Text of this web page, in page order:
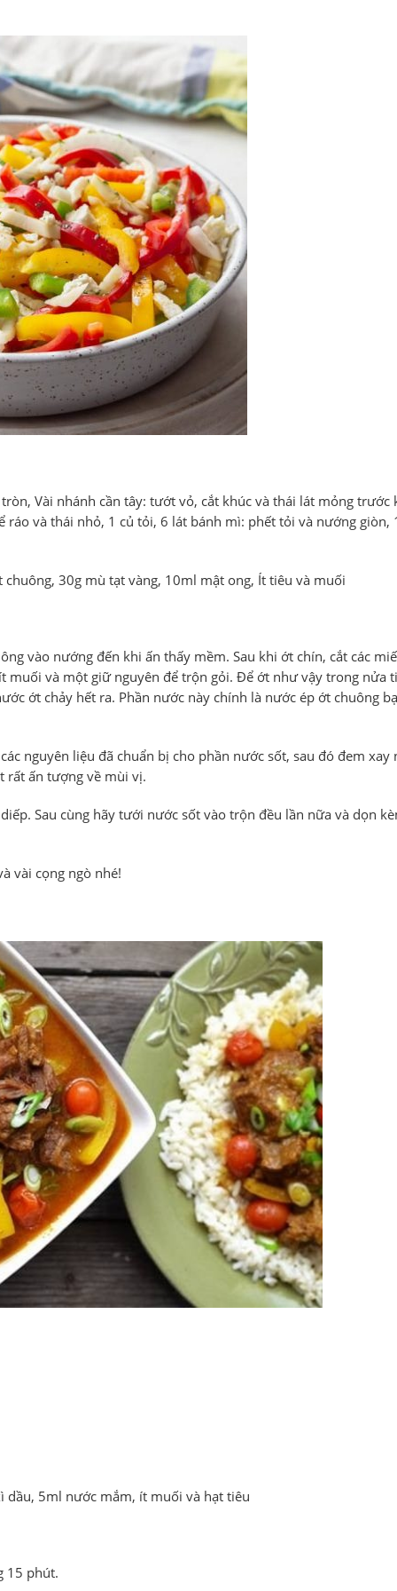
Vài nhánh cần tây: tướt vỏ, cắt khúc và thái lát mỏng trước
ráo và thái nhỏ, 1 củ tỏi, 6 lát bánh mì: phết tỏi và nướng giòn,
30g mù tạt vàng, 10ml mật ong, Ít tiêu và muối
vào nướng đến khi ấn thấy mềm. Sau khi ớt chín, cắt các
muối và một giữ nguyên để trộn gỏi. Để ớt như vậy trong nửa
ớt chảy hết ra. Phần nước này chính là nước ép ớt chuông
nguyên liệu đã chuẩn bị cho phần nước sốt, sau đó đem xay
rất ấn tượng về mùi vị.
Sau cùng hãy tưới nước sốt vào trộn đều lần nữa và dọn
vài cọng ngò nhé!
dầu, 5ml nước mắm, ít muối và hạt tiêu
15 phút.